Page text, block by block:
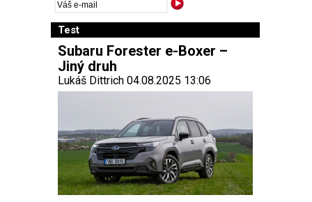
Test
Subaru Forester e-Boxer –
Jiný druh
Lukáš Dittrich 04.08.2025 13:06